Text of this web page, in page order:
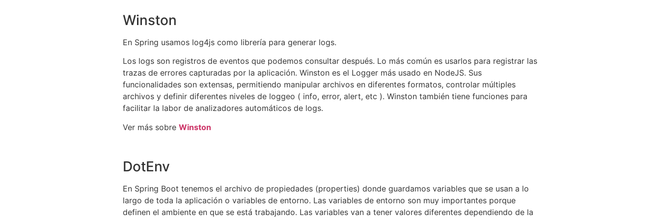
Winston
En Spring usamos log4js como librería para generar logs.
Los logs son registros de eventos que podemos consultar después. Lo más común es usarlos para registrar las
trazas de errores capturadas por la aplicación. Winston es el Logger más usado en NodeJS. Sus
funcionalidades son extensas, permitiendo manipular archivos en diferentes formatos, controlar múltiples
archivos y definir diferentes niveles de loggeo ( info, error, alert, etc ). Winston también tiene funciones para
facilitar la labor de analizadores automáticos de logs.
Ver más sobre Winston
DotEnv
En Spring Boot tenemos el archivo de propiedades (properties) donde guardamos variables que se usan a lo
largo de toda la aplicación o variables de entorno. Las variables de entorno son muy importantes porque
definen el ambiente en que se está trabajando. Las variables van a tener valores diferentes dependiendo de la